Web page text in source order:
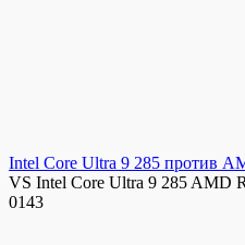
Intel Core Ultra 9 285 против
VS Intel Core Ultra 9 285 AMD
0143